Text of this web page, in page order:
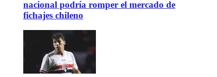
nacional podría romper el mercado de
fichajes chileno